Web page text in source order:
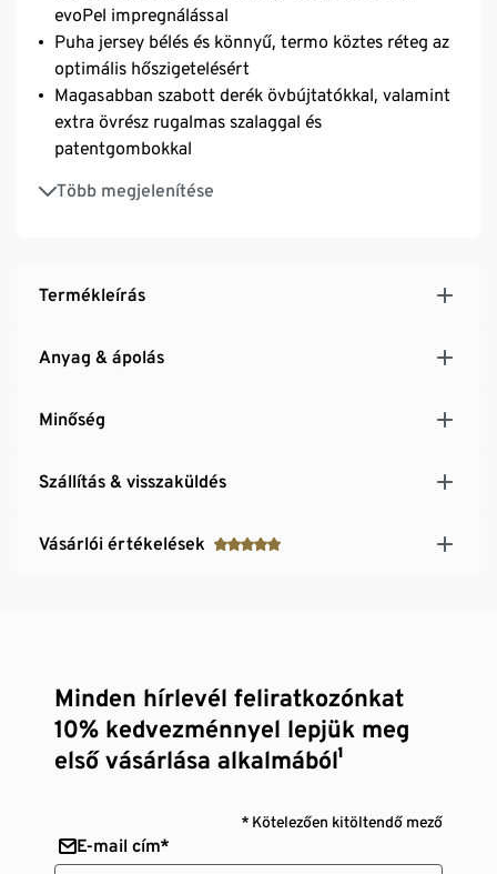
evoPel impregnálással
Puha jersey bélés és könnyű, termo köztes réteg az
optimális hőszigetelésért
Magasabban szabott derék övbújtatókkal, valamint
extra övrész rugalmas szalaggal és
patentgombokkal
Több megjelenítése
Állítható bőségű nadrágszárvég vízhaltan hófogóval
és csúszásgátló gumírozással
oldalán
Előformázott térdrész
Termékleírás
Anyag & ápolás
Minőség
Szállítás & visszaküldés
Vásárlói értékelések
Minden hírlevél feliratkozónkat
10% kedvezménnyel lepjük meg
első vásárlása alkalmából¹
* Kötelezően kitöltendő mező
E-mail cím*